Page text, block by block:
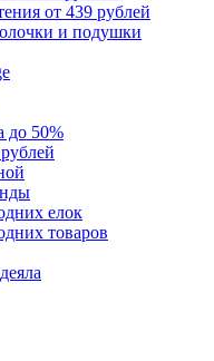
от 439 рублей
и подушки
до 50%
елок
товаров